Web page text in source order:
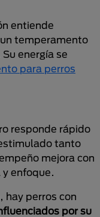
entiende
temperamento
energía se
para perros
responde rápido
tanto
mejora con
y enfoque.
hay perros con
por su